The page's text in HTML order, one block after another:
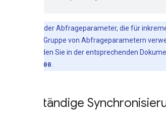
Die Menge der Abfrageparameter, die für
sollte dieselbe Gruppe von Abfrageparametern
Sammlung finden Sie in der entsprechenden
400
Vollständige